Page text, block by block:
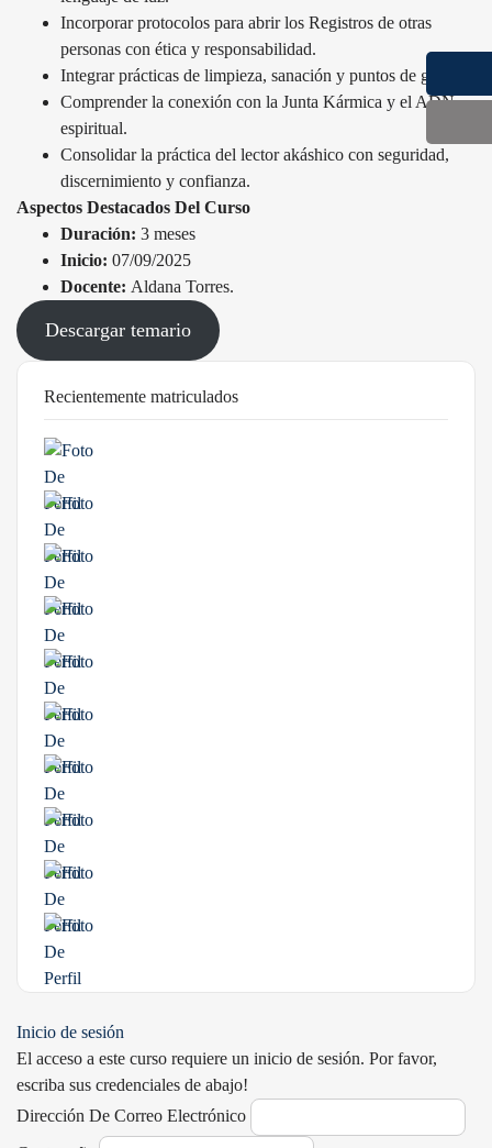
Incorporar protocolos para abrir los Registros de otras
personas con ética y responsabilidad.
Integrar prácticas de limpieza, sanación y puntos de gracia.
Comprender la conexión con la Junta Kármica y el ADN
espiritual.
Consolidar la práctica del lector akáshico con seguridad,
discernimiento y confianza.
Aspectos Destacados Del Curso
Duración: 3 meses
Inicio: 07/09/2025
Docente: Aldana Torres.
Descargar temario
Recientemente matriculados
Inicio de sesión
El acceso a este curso requiere un inicio de sesión. Por favor,
escriba sus credenciales de abajo!
Dirección De Correo Electrónico